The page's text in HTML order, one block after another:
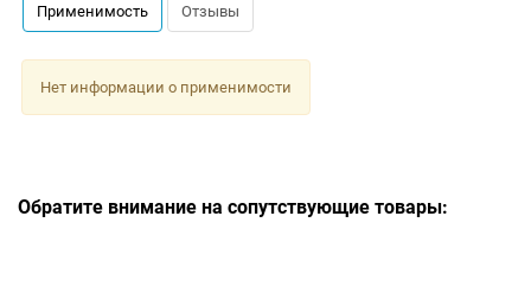
Применимость Отзывы
Нет информации о применимости
Обратите внимание на сопутствующие товары: